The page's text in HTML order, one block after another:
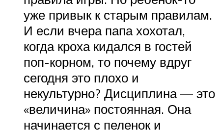
уже привык к старым правилам.
И если вчера папа хохотал,
когда кроха кидался в гостей
поп-корном, то почему вдруг
сегодня это плохо и
некультурно? Дисциплина — это
«величина» постоянная. Она
начинается с пеленок и